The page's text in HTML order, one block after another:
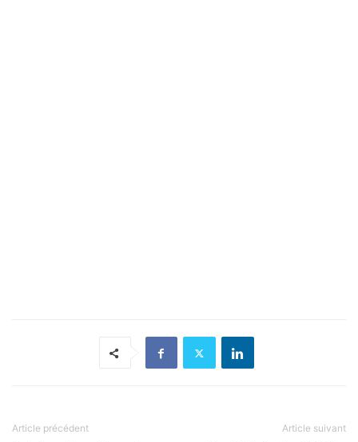
Article précédent Article suivant